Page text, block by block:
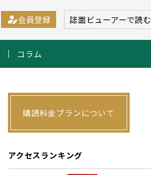
person_edit会員登録 誌面ビューアーで読む
コラム
購読料金プランについて
アクセスランキング